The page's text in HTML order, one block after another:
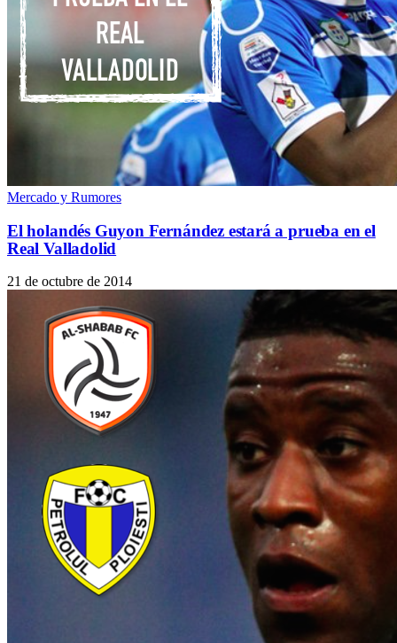
Mercado y Rumores
El holandés Guyon Fernández estará a prueba en el
Real Valladolid
21 de octubre de 2014